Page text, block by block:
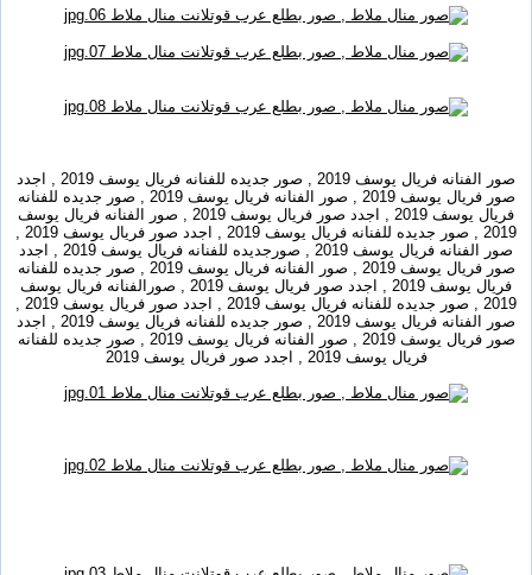
صور الفنانه فريال يوسف 2019 , صور جديده للفنانه فريال يوسف 2019 , اجدد
صور فريال يوسف 2019 , صور الفنانه فريال يوسف 2019 , صور جديده للفنانه
فريال يوسف 2019 , اجدد صور فريال يوسف 2019 , صور الفنانه فريال يوسف
2019 , صور جديده للفنانه فريال يوسف 2019 , اجدد صور فريال يوسف 2019 ,
صور الفنانه فريال يوسف 2019 , صورجديده للفنانه فريال يوسف 2019 , اجدد
صور فريال يوسف 2019 , صور الفنانه فريال يوسف 2019 , صور جديده للفنانه
فريال يوسف 2019 , اجدد صور فريال يوسف 2019 , صورالفنانه فريال يوسف
2019 , صور جديده للفنانه فريال يوسف 2019 , اجدد صور فريال يوسف 2019 ,
صور الفنانه فريال يوسف 2019 , صور جديده للفنانه فريال يوسف 2019 , اجدد
صور فريال يوسف 2019 , صور الفنانه فريال يوسف 2019 , صور جديده للفنانه
فريال يوسف 2019 , اجدد صور فريال يوسف 2019